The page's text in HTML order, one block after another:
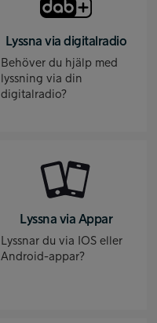
Lyssna via digitalradio
Behöver du hjälp med
lyssning via din
digitalradio?
Lyssna via Appar
Lyssnar du via IOS eller
Android-appar?